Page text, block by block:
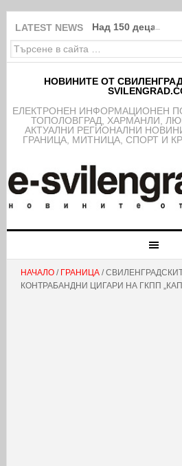
LATEST NEWS Над 150 деца от
НОВИНИТЕ ОТ
EЛЕКТРОНЕН ИНФОРМАЦИОНЕН
ТОПОЛОВГРАД, ХАРМАНЛИ,
АКТУАЛНИ РЕГИОНАЛНИ
ГРАНИЦА, МИТНИЦА, СПОРТ И
НАЧАЛО/ ГРАНИЦА/
КОНТРАБАНДНИ ЦИГАРИ НА ГКПП